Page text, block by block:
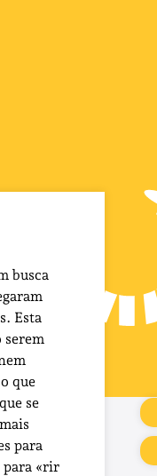
busca
Esta
que
se
para
para «rir